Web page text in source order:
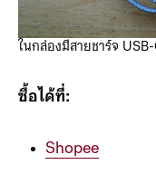
ในกล่องมีสายชาร์จ
ซื้อได้ที่:
Shopee